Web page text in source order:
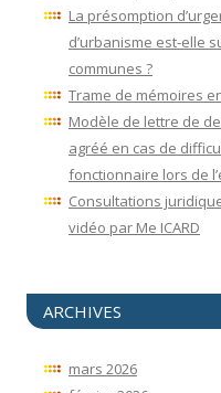
La présomption
d’urbanisme est-elle
communes ?
Trame de mémoires
Modèle de lettre de
agréé en cas de
fonctionnaire lors de
Consultations
vidéo par Me ICARD
ARCHIVES
mars 2026